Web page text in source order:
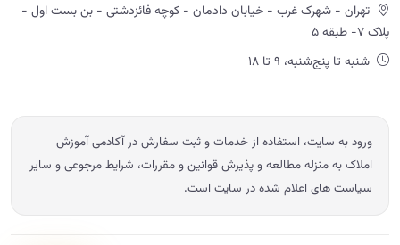
تهران - شهرک غرب - خیابان دادمان - کوچه فائزدشتی - بن بست اول -
پلاک ۷- طبقه ۵
شنبه تا پنج‌شنبه، ۹ تا ۱۸
ورود به سایت، استفاده از خدمات و ثبت سفارش در آکادمی آموزش
املاک به منزله مطالعه و پذیرش قوانین و مقررات، شرایط مرجوعی و سایر
سیاست های اعلام شده در سایت است.